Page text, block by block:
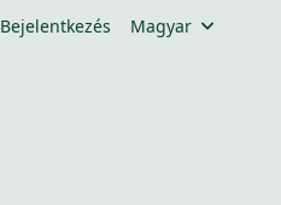
Bejelentkezés Magyar